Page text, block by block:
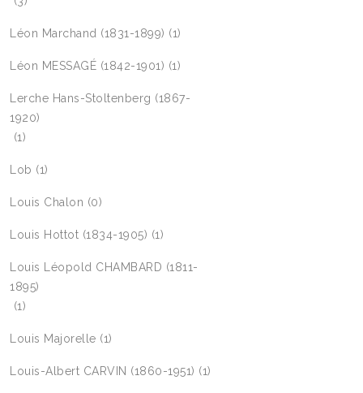
Léon Marchand (1831-1899) (1)
Léon MESSAGÉ (1842-1901) (1)
Lerche Hans-Stoltenberg (1867-
1920)
(1)
Lob (1)
Louis Chalon (0)
Louis Hottot (1834-1905) (1)
Louis Léopold CHAMBARD (1811-
1895)
(1)
Louis Majorelle (1)
Louis-Albert CARVIN (1860-1951) (1)